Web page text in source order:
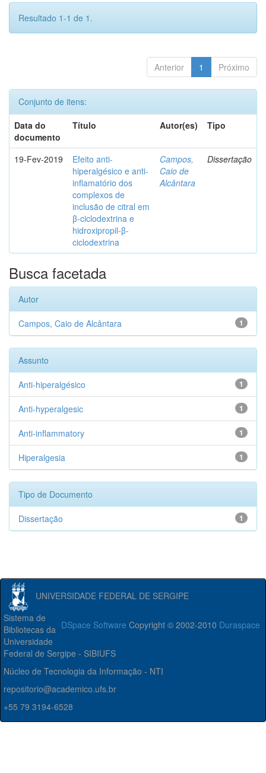
Resultado 1-1 de 1.
Anterior 1 Próximo
Conjunto de itens:
Data do
documento
Título Autor(es) Tipo
19-Fev-2019
Efeito anti-
hiperalgésico e anti-
inflamatório dos
complexos de
inclusão de citral em
β-ciclodextrina e
hidroxipropil-β-
ciclodextrina
Campos,
Caio de
Alcântara
Dissertação
Busca facetada
Autor
1
Campos, Caio de Alcântara
Assunto
1
Anti-hiperalgésico
1
Anti-hyperalgesic
1
Anti-inflammatory
1
Hiperalgesia
Tipo de Documento
1
Dissertação
UNIVERSIDADE FEDERAL DE SERGIPE
DSpace Software Copyright © 2002-2010 Duraspace
Sistema de
Bibliotecas da
Universidade
Federal de Sergipe - SIBIUFS
Núcleo de Tecnologia da Informação - NTI
repositorio@academico.ufs.br
+55 79 3194-6528